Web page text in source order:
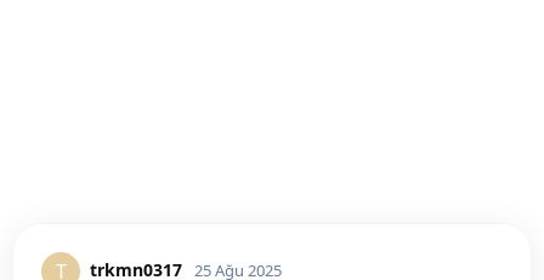
T trkmn0317 25 Ağu 2025